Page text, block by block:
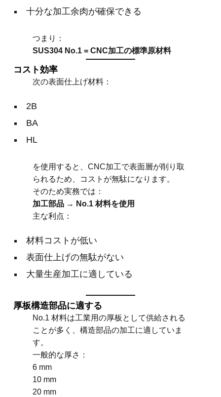
十分な加工余肉が確保できる
つまり：
SUS304 No.1 = CNC加工の標準原材料
コスト効率
次の表面仕上げ材料：
2B
BA
HL
を使用すると、CNC加工で表面層が削り取
られるため、コストが無駄になります。
そのため実務では：
加工部品 → No.1 材料を使用
主な利点：
材料コストが低い
表面仕上げの無駄がない
大量生産加工に適している
厚板構造部品に適する
No.1 材料は工業用の厚板として供給される
ことが多く、構造部品の加工に適していま
す。
一般的な厚さ：
6 mm
10 mm
20 mm